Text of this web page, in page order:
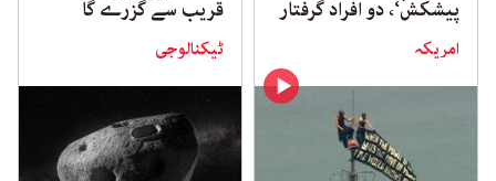
پیشکش‘، دو افراد گرفتار
امریکہ
قریب سے گزرے گا
ٹیکنالوجی